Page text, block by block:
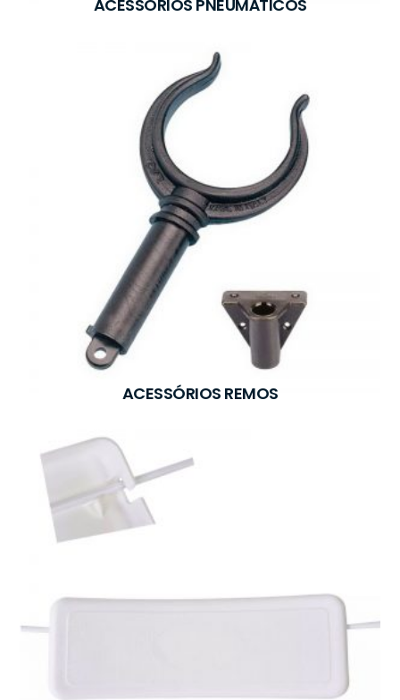
ACESSÓRIOS PNEUMÁTICOS
ACESSÓRIOS REMOS